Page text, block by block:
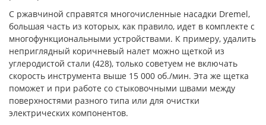
С ржавчиной справятся многочисленные насадки Dremel,
большая часть из которых, как правило, идет в комплекте с
многофункциональными устройствами. К примеру, удалить
неприглядный коричневый налет можно щеткой из
углеродистой стали (428), только советуем не включать
скорость инструмента выше 15 000 об./мин. Эта же щетка
поможет и при работе со стыковочными швами между
поверхностями разного типа или для очистки
электрических компонентов.